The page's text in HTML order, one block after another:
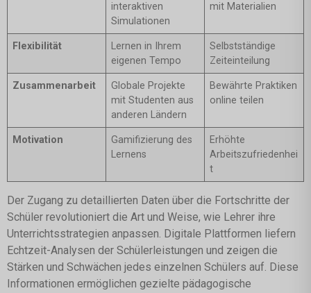
interaktiven
Simulationen
mit Materialien
Flexibilität
Lernen in Ihrem
eigenen Tempo
Selbstständige
Zeiteinteilung
Zusammenarbeit
Globale Projekte
mit Studenten aus
anderen Ländern
Bewährte Praktiken
online teilen
Motivation
Gamifizierung des
Lernens
Erhöhte
Arbeitszufriedenhei
t
Der Zugang zu detaillierten Daten über die Fortschritte der
Schüler revolutioniert die Art und Weise, wie Lehrer ihre
Unterrichtsstrategien anpassen. Digitale Plattformen liefern
Echtzeit-Analysen der Schülerleistungen und zeigen die
Stärken und Schwächen jedes einzelnen Schülers auf. Diese
Informationen ermöglichen gezielte pädagogische